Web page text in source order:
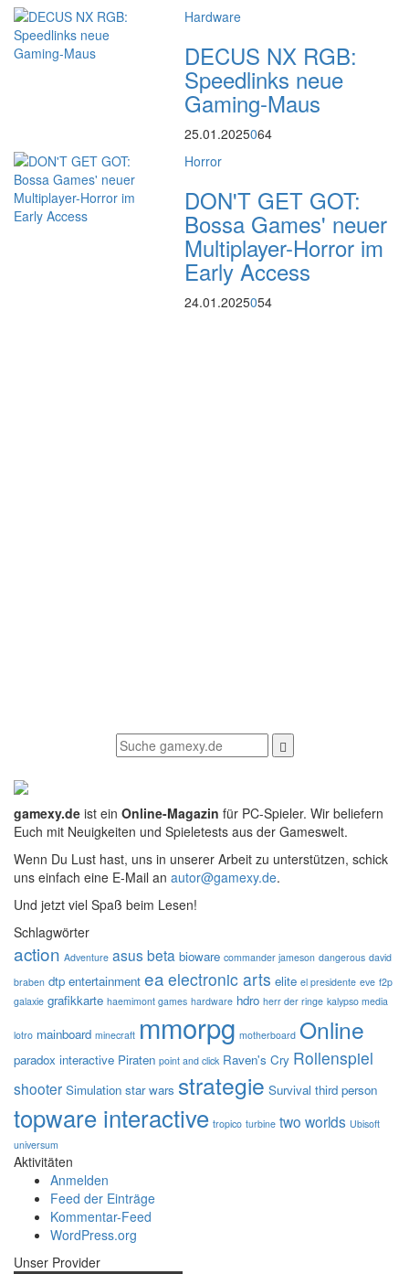
Hardware
DECUS NX RGB:
Speedlinks neue
Gaming-Maus
25.01.2025064
Horror
DON'T GET GOT:
Bossa Games' neuer
Multiplayer-Horror im
Early Access
24.01.2025054
gamexy.de ist ein Online-Magazin für PC-Spieler. Wir beliefern
Euch mit Neuigkeiten und Spieletests aus der Gameswelt.
Wenn Du Lust hast, uns in unserer Arbeit zu unterstützen, schick
uns einfach eine E-Mail an autor@gamexy.de.
Und jetzt viel Spaß beim Lesen!
Schlagwörter
action Adventure asus beta bioware commander jameson dangerous david
braben dtp entertainment ea electronic arts elite el presidente eve f2p
galaxie grafikkarte haemimont games hardware hdro herr der ringe kalypso media
lotro mainboard minecraft mmorpg motherboard Online
paradox interactive Piraten point and click Raven's Cry Rollenspiel
shooter Simulation star wars strategie Survival third person
topware interactive tropico turbine two worlds Ubisoft
universum
Aktivitäten
Anmelden
Feed der Einträge
Kommentar-Feed
WordPress.org
Unser Provider